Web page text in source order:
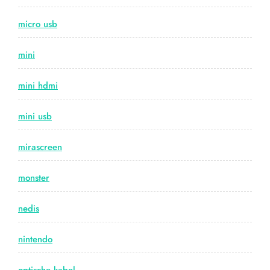
micro usb
mini
mini hdmi
mini usb
mirascreen
monster
nedis
nintendo